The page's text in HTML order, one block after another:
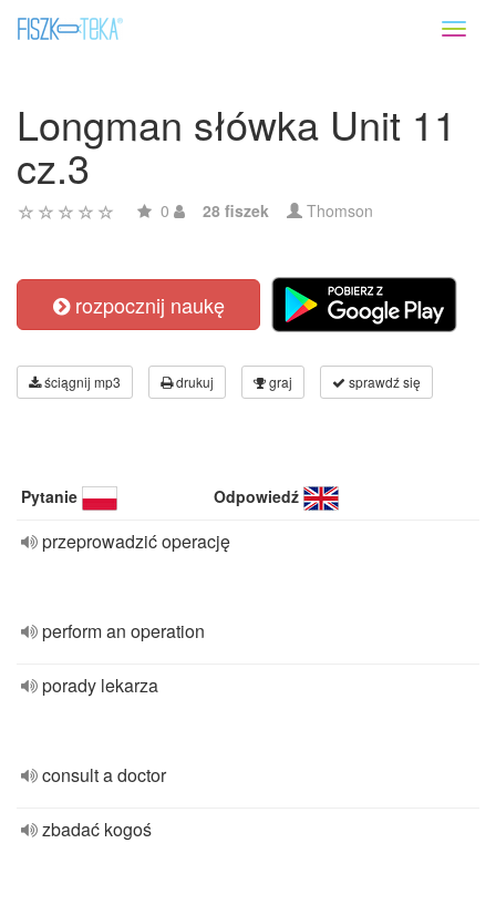
Longman słówka Unit 11
cz.3
0 28 fiszek Thomson
rozpocznij naukę
ściągnij mp3 drukuj graj sprawdź się
Pytanie Odpowiedź
przeprowadzić operację
perform an operation
porady lekarza
consult a doctor
zbadać kogoś